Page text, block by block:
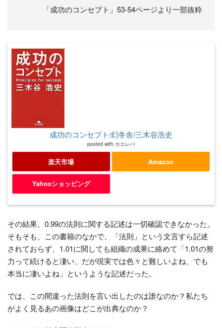
「成功のコンセプト」53-54ページより一部抜粋
成功のコンセプト/幻冬舎/三木谷浩史
posted with カエレバ
楽天市場 Amazon
Yahooショッピング
その結果、0.99の法則に関する記述は一切確認できなかった。
そもそも、この書籍のなかで、「法則」という文言すら記述
されておらず、1.01に関しても組織の成果に絡めて「1.01の努
力って続けると凄い、だが現実では色々と難しいよね、でも
本当に凄いよね」というような記述だった。
では、この間違った法則を言い出したのは誰なのか？私たち
がよく見るあの画像はどこが出典なのか？